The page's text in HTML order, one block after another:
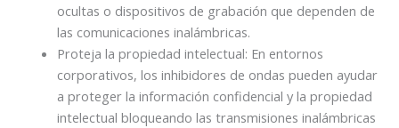
ocultas o dispositivos de grabación que dependen de
las comunicaciones inalámbricas.
Proteja la propiedad intelectual: En entornos
corporativos, los inhibidores de ondas pueden ayudar
a proteger la información confidencial y la propiedad
intelectual bloqueando las transmisiones inalámbricas